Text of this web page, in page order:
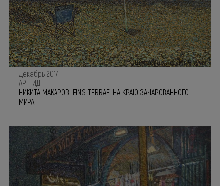
Декабрь 2017
АРТГИД
НИКИТА МАКАРОВ. FINIS TERRAE: НА КРАЮ ЗАЧАРОВАННОГО
МИРА